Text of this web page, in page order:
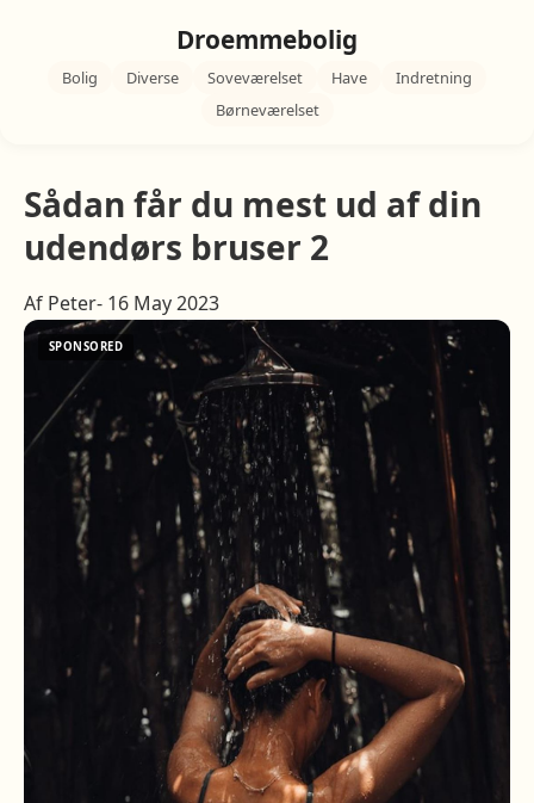
Droemmebolig
Bolig Diverse Soveværelset Have
Indretning
Børneværelset
Sådan får du mest ud af din
udendørs bruser 2
Af Peter- 16 May 2023